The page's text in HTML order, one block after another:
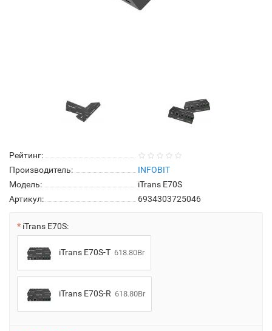
Рейтинг:
Производитель:
INFOBIT
Модель:
iTrans E70S
Артикул:
6934303725046
iTrans E70S:
iTrans E70S-T 618.80Br
iTrans E70S-R 618.80Br